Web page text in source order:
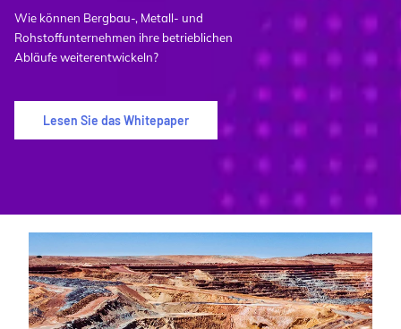
Wie können Bergbau-, Metall- und
Rohstoffunternehmen ihre betrieblichen
Abläufe weiterentwickeln?
Lesen Sie das Whitepaper